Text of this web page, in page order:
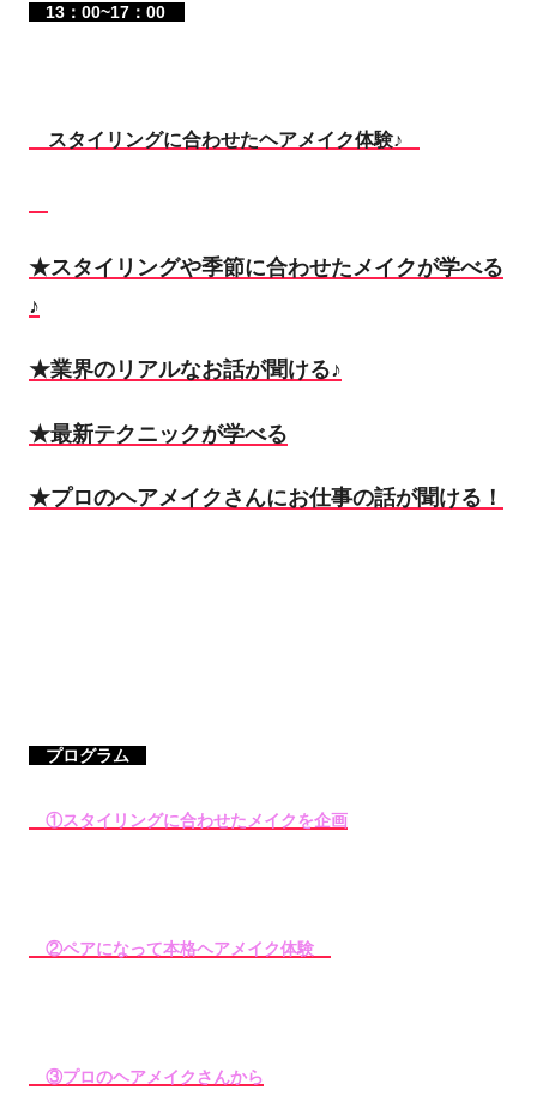
13：00~17：00
スタイリングに合わせたヘアメイク体験♪
★スタイリングや季節に合わせたメイクが学べる
♪
★業界のリアルなお話が聞ける♪
★最新テクニックが学べる
★プロのヘアメイクさんにお仕事の話が聞ける！
プログラム
①スタイリングに合わせたメイクを企画
②ペアになって本格ヘアメイク体験
③プロのヘアメイクさんから